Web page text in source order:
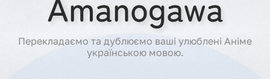
Перекладаємо та дублюємо ваші улюблені Аніме
українською мовою.